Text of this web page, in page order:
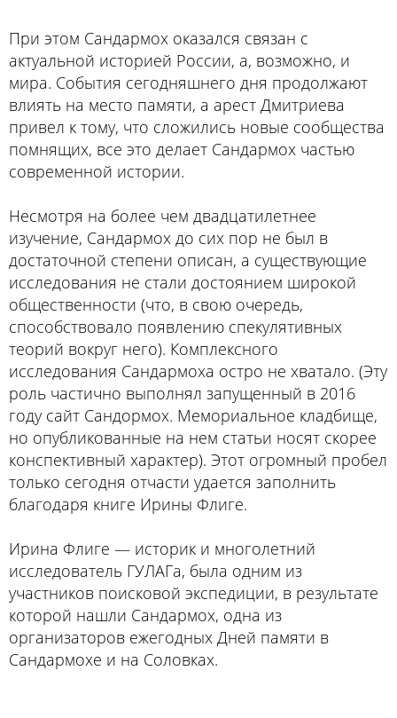
При этом Сандармох оказался связан с
актуальной историей России, а, возможно, и
мира. События сегодняшнего дня продолжают
влиять на место памяти, а арест Дмитриева
привел к тому, что сложились новые сообщества
помнящих, все это делает Сандармох частью
современной истории.
Несмотря на более чем двадцатилетнее
изучение, Сандармох до сих пор не был в
достаточной степени описан, а существующие
исследования не стали достоянием широкой
общественности (что, в свою очередь,
способствовало появлению спекулятивных
теорий вокруг него). Комплексного
исследования Сандармоха остро не хватало. (Эту
роль частично выполнял запущенный в 2016
году сайт Сандормох. Мемориальное кладбище,
но опубликованные на нем статьи носят скорее
конспективный характер). Этот огромный пробел
только сегодня отчасти удается заполнить
благодаря книге Ирины Флиге.
Ирина Флиге — историк и многолетний
исследователь ГУЛАГа, была одним из
участников поисковой экспедиции, в результате
которой нашли Сандармох, одна из
организаторов ежегодных Дней памяти в
Сандармохе и на Соловках.